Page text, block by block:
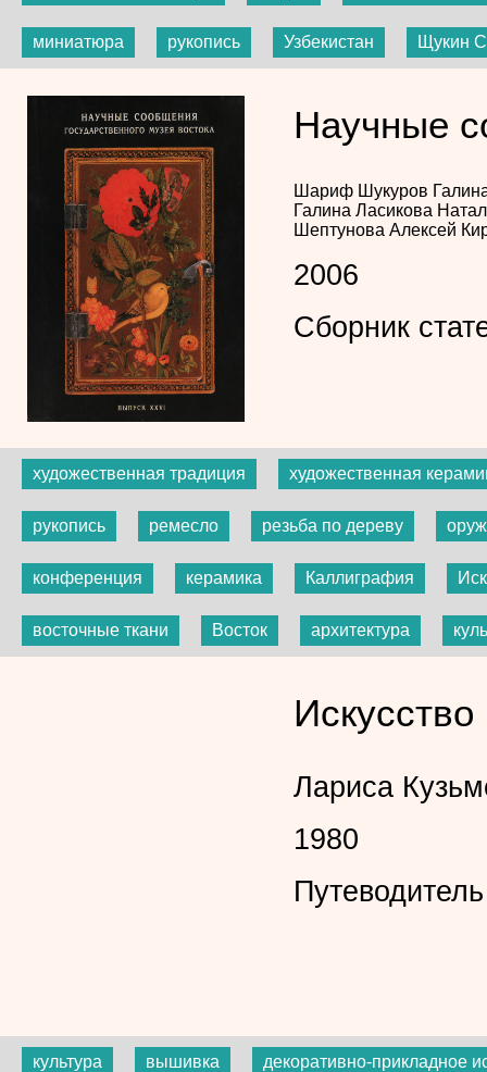
миниатюра рукопись Узбекистан Щукин
Научные
Шариф Шукуров
Галина Ласикова
Шептунова Алексей
2006
Сборник
художественная традиция художественная
рукопись ремесло резьба по дереву
конференция керамика Каллиграфия
восточные ткани Восток архитектура
Искусство
Лариса
1980
Путеводитель
культура вышивка декоративно-прикладное